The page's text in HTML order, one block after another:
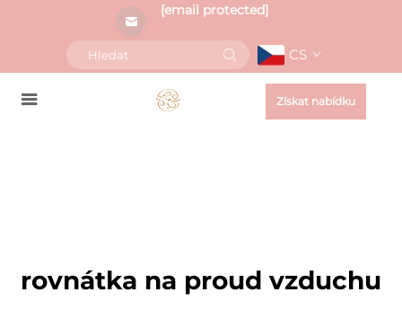
[email protected]
CS
Získat nabídku
rovnátka na proud vzduchu